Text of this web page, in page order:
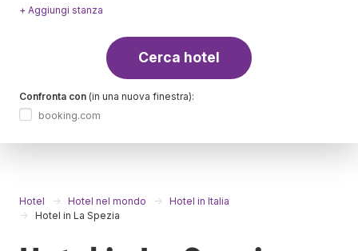
+ Aggiungi stanza
Cerca hotel
Confronta con (in una nuova finestra):
booking.com
Hotel Hotel nel mondo
Hotel in Italia
Hotel in La Spezia